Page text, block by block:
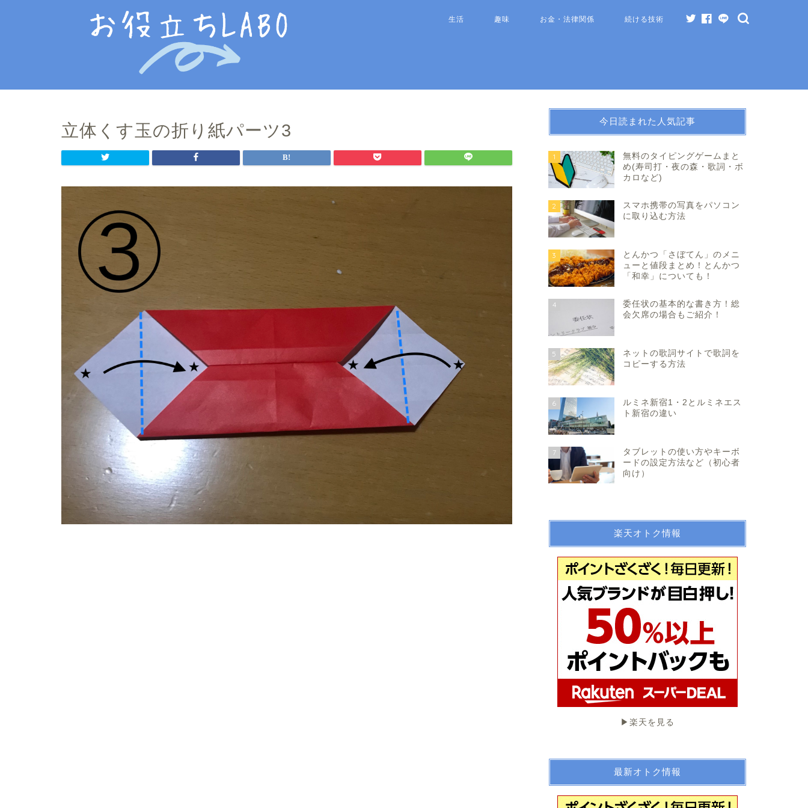
生活 趣味 お金・法律関係 続ける技術
立体くす玉の折り紙パーツ3 今日読まれた人気記事
1
無料のタイピングゲームまと
め(寿司打・夜の森・歌詞・ボ
カロなど)
2
スマホ携帯の写真をパソコン
に取り込む方法
3
とんかつ「さぼてん」のメニ
ューと値段まとめ！とんかつ
「和幸」についても！
4
委任状の基本的な書き方！総
会欠席の場合もご紹介！
5
ネットの歌詞サイトで歌詞を
コピーする方法
6
ルミネ新宿1・2とルミネエス
ト新宿の違い
7
タブレットの使い方やキーボ
ードの設定方法など（初心者
向け）
楽天オトク情報
▶︎楽天を見る
最新オトク情報